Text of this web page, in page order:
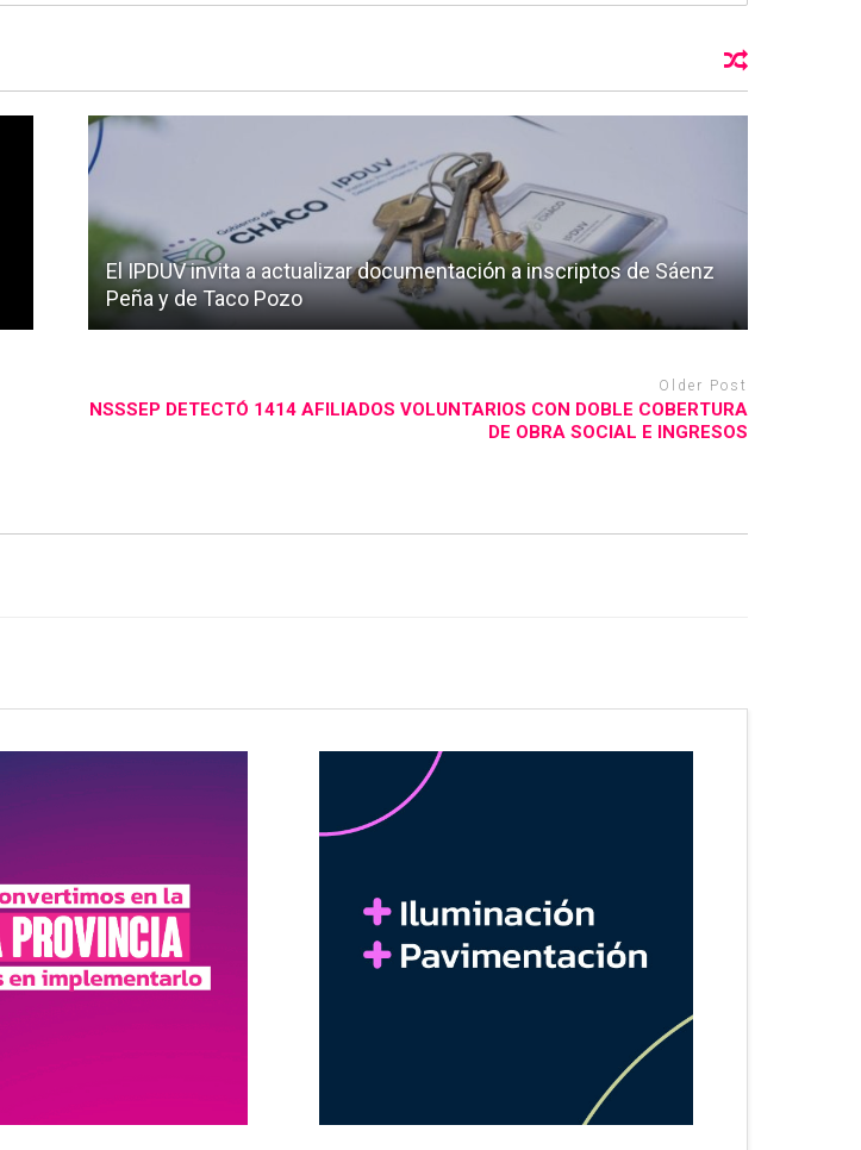
El IPDUV invita a actualizar documentación a inscriptos de Sáenz
Peña y de Taco Pozo
Older Post
NSSSEP DETECTÓ 1414 AFILIADOS VOLUNTARIOS CON DOBLE COBERTURA
DE OBRA SOCIAL E INGRESOS